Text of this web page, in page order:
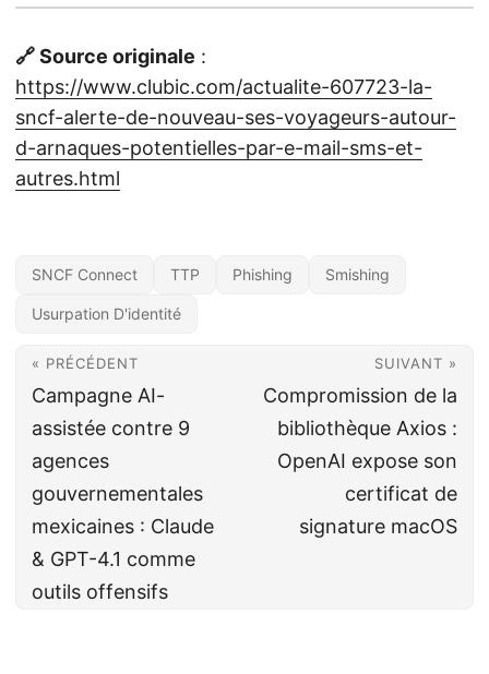
🔗 Source originale :
https://www.clubic.com/actualite-607723-la-
sncf-alerte-de-nouveau-ses-voyageurs-autour-
d-arnaques-potentielles-par-e-mail-sms-et-
autres.html
SNCF Connect TTP Phishing Smishing
Usurpation D'identité
« PRÉCÉDENT
Campagne AI-
assistée contre 9
agences
gouvernementales
mexicaines : Claude
& GPT-4.1 comme
outils offensifs
SUIVANT »
Compromission de la
bibliothèque Axios :
OpenAI expose son
certificat de
signature macOS